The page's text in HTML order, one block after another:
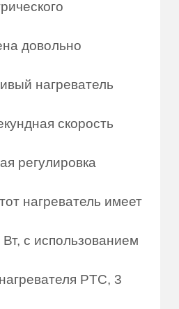
довольно
нагреватель
скорость
регулировка
нагреватель имеет
с использованием
PTC, 3